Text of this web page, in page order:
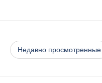
Недавно просмотренные